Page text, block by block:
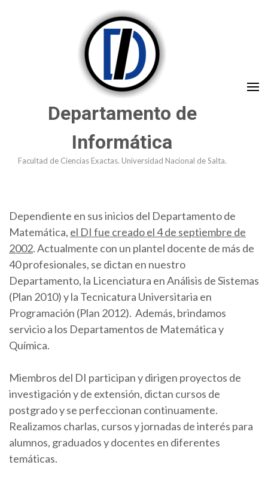
Departamento de
Informática
Facultad de Ciencias Exactas. Universidad Nacional de Salta.
Dependiente en sus inicios del Departamento de
Matemática, el DI fue creado el 4 de septiembre de
2002. Actualmente con un plantel docente de más de
40 profesionales, se dictan en nuestro
Departamento, la Licenciatura en Análisis de Sistemas
(Plan 2010) y la Tecnicatura Universitaria en
Programación (Plan 2012). Además, brindamos
servicio a los Departamentos de Matemática y
Química.
Miembros del DI participan y dirigen proyectos de
investigación y de extensión, dictan cursos de
postgrado y se perfeccionan continuamente.
Realizamos charlas, cursos y jornadas de interés para
alumnos, graduados y docentes en diferentes
temáticas.